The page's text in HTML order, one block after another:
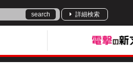
search 詳細検索